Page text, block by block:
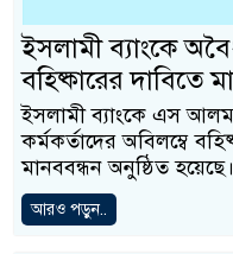
ইসলামী ব্যাংকে
বহিষ্কারের দাবিতে
ইসলামী ব্যাংকে এস আলম
কর্মকর্তাদের অবিলম্বে
মানববন্ধন অনুষ্ঠিত
আরও পড়ুন..